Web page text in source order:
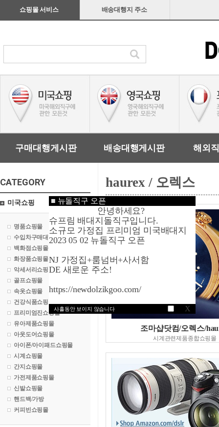
■ 뉴돌직구 오픈
안녕하세요?
슈프림 배대지돌직구입니다.
소규모 가정집 프리미엄 미국배대지
2023 05 02 뉴돌직구 오픈
NJ 가정집+룸넘버+사서함
DE 새로운 주소!
https://newdolzikgoo.com/
사흘동안 보이지 않습니다 X
쇼핑몰 서비스 배송대행지 주소
구매대행게시판 배송대행게시판 해외
CATEGORY
미국쇼핑
명품쇼핑몰
수입차구매대행
백화점쇼핑몰
화장품쇼핑몰
악세서리쇼핑몰
골프쇼핑몰
속옷쇼핑몰
건강식품쇼핑몰
프리미엄진쇼핑몰
유아제품쇼핑몰
아웃도어쇼핑몰
아이폰/아이패드쇼핑몰
시계쇼핑몰
간지쇼핑몰
가전제품쇼핑몰
신발쇼핑몰
핸드백/가방
커피빈쇼핑몰
haurex / 오렉스
조마샵닷컴/오렉스/
시계관련제품종합쇼핑몰